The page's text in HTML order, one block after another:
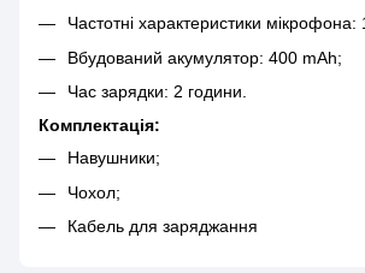
Частотні характеристики
Вбудований акумулятор: 400 mAh;
Час зарядки: 2 години.
Комплектація:
Навушники;
Чохол;
Кабель для заряджання